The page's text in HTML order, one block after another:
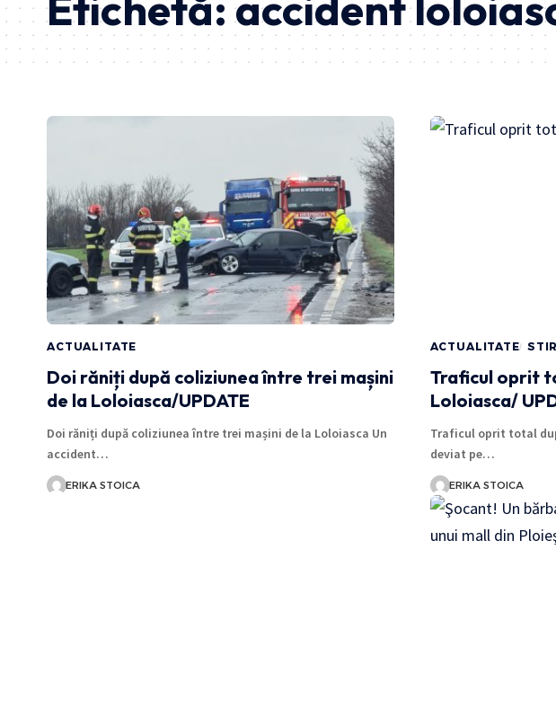
ACTUALITATE
Doi răniți după coliziunea între trei mașini
de la Loloiasca/UPDATE
Doi răniți după coliziunea între trei mașini de la Loloiasca Un
accident…
ERIKA STOICA
ACTUALITATE
Traficul oprit
Loloiasca/
Traficul oprit total
deviat pe…
ERIKA STOICA